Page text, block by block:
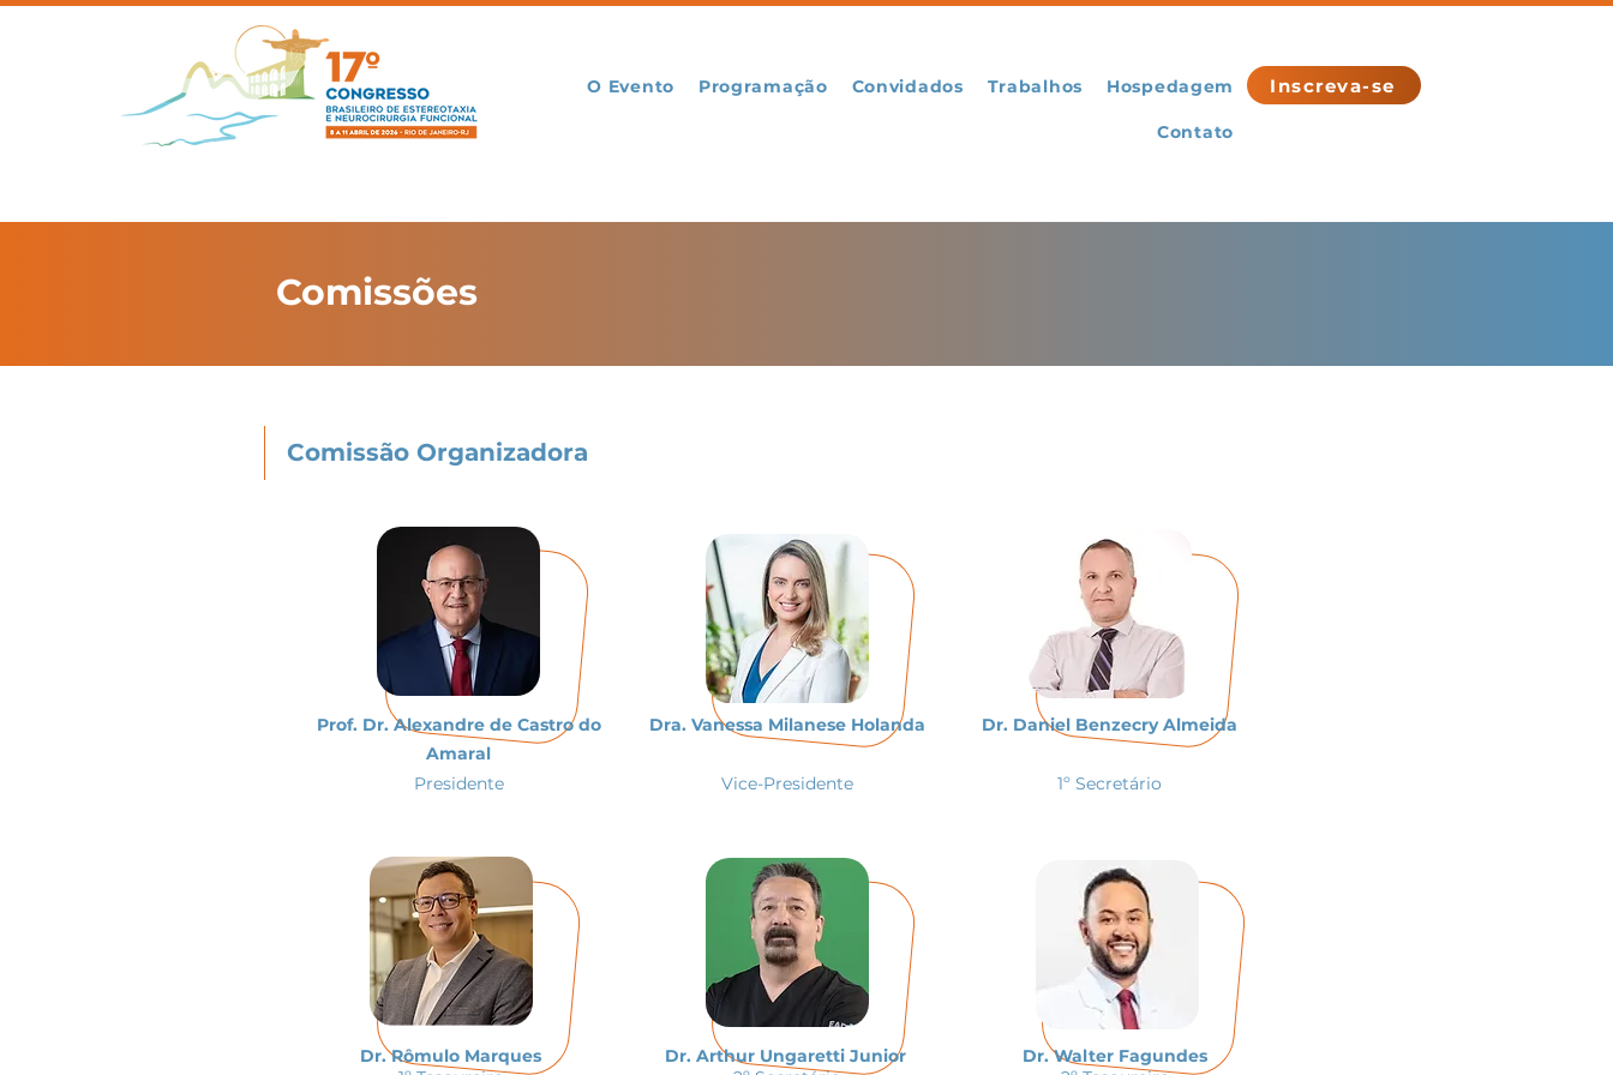
O Evento Programação Convidados Trabalhos Hospedagem
Contato
Inscreva-se
Comissões
Comissão Organizadora
Prof. Dr. Alexandre de Castro do
Amaral
Presidente
Dra. Vanessa Milanese Holanda
Vice-Presidente
Dr. Daniel Benzecry Almeida
1º Secretário
Dr. Rômulo Marques
Dr. Arthur Ungaretti Junior
Dr. Walter Fagundes